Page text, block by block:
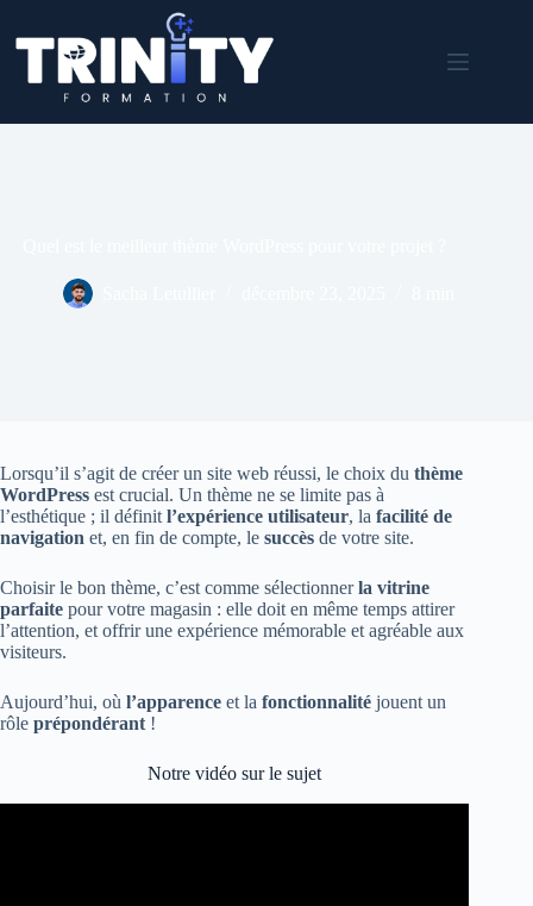
contenu
Lorsqu’il s’agit de créer un site web réussi, le choix du thème
WordPress est crucial. Un thème ne se limite pas à
l’esthétique ; il définit l’expérience utilisateur, la facilité de
navigation et, en fin de compte, le succès de votre site.
Choisir le bon thème, c’est comme sélectionnerla vitrine
parfaite pour votre magasin : elle doit en même temps attirer
l’attention, et offrir une expérience mémorable et agréable aux
visiteurs.
Aujourd’hui, où l’apparence et la fonctionnalité jouent un
rôle prépondérant !
Notre vidéo sur le sujet